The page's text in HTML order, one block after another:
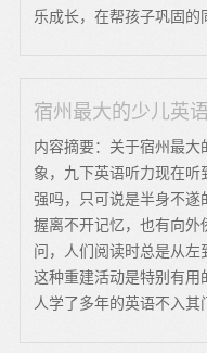
乐成长，在帮孩子巩固的
宿州最大的少儿英
内容摘要：关于宿州最
象，九下英语听力现在听
强吗，只可说是半身不遂
握离不开记忆，也有向
问，人们阅读时总是从
这种重建活动是特别有用
人学了多年的英语不入其